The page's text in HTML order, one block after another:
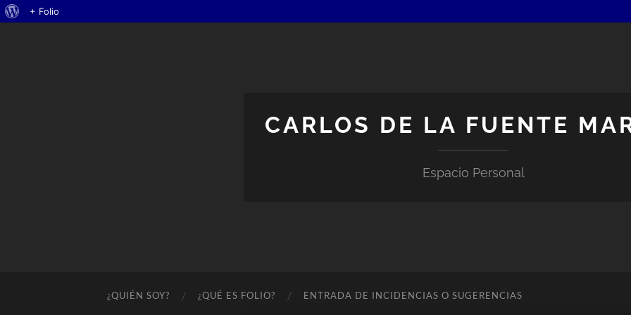
Acerca
+ Folio
CARLOS DE LA FUENTE
Espacio Personal
¿QUIÉN SOY? ¿QUÉ ES FOLIO? ENTRADA DE INCIDENCIAS O SUGERENCIAS